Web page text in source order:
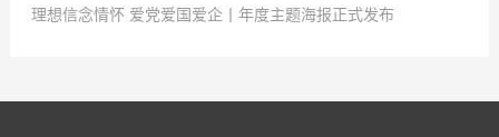
人才引进笔试和面试，经集体决策审议，现公布本次笔试和面试结果，详见下
根据《国家重点实验室关于2025年度劳务派遣人员招录为合同制人员的报名
2025 -12 -01
点击次数: 0
理想信念情怀 爱党爱国爱企丨年度主题海报正式发布